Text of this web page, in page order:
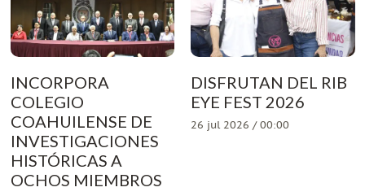
INCORPORA
COLEGIO
COAHUILENSE DE
INVESTIGACIONES
HISTÓRICAS A
OCHOS MIEMBROS
DISFRUTAN DEL RIB
EYE FEST 2026
26 jul 2026 / 00:00